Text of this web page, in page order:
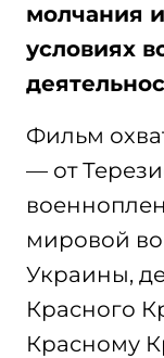
молчания
условиях
Фильм
— от
мировой
Украины,
Красного
Красному